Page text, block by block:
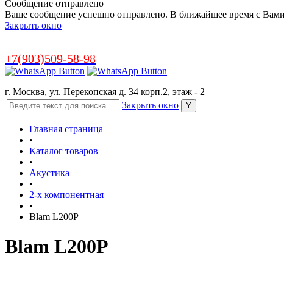
Сообщение отправлено
Ваше сообщение успешно отправлено. В ближайшее время с
Закрыть окно
+7(903)509-58-98
г. Москва, ул. Перекопская д. 34 корп.2, этаж - 2
Закрыть окно
Главная страница
•
Каталог товаров
•
Акустика
•
2-х компонентная
•
Blam L200P
Blam L200P